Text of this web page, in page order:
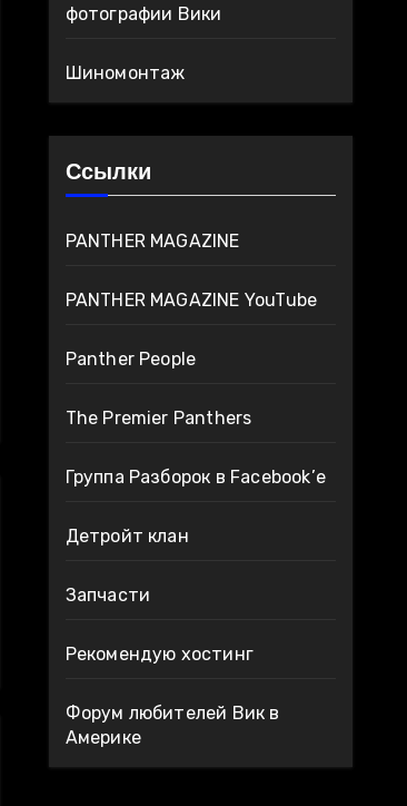
фотографии Вики
Шиномонтаж
Ссылки
PANTHER MAGAZINE
PANTHER MAGAZINE YouTube
Panther People
The Premier Panthers
Группа Разборок в Facebook’е
Детройт клан
Запчасти
Рекомендую хостинг
Форум любителей Вик в
Америке